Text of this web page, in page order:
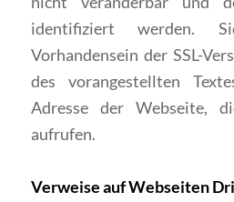
identifiziert werden.
Vorhandensein der SSL-
des vorangestellten
Adresse der Webseite,
aufrufen.
Verweise auf Webseiten